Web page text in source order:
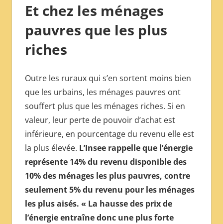
Et chez les ménages
pauvres que les plus
riches
Outre les ruraux qui s’en sortent moins bien
que les urbains, les ménages pauvres ont
souffert plus que les ménages riches. Si en
valeur, leur perte de pouvoir d’achat est
inférieure, en pourcentage du revenu elle est
la plus élevée. L’Insee rappelle que l’énergie
représente 14% du revenu disponible des
10% des ménages les plus pauvres, contre
seulement 5% du revenu pour les ménages
les plus aisés. « La hausse des prix de
l’énergie entraîne donc une plus forte